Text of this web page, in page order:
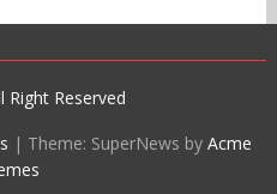
Right Reserved
| Theme: SuperNews byAcme